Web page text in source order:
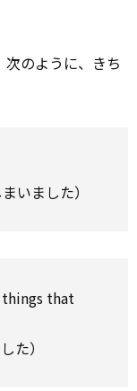
次のように、きち
いました）
that
た）